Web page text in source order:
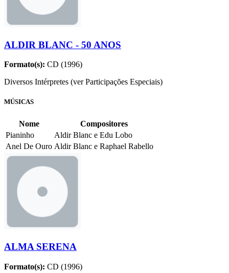
ALDIR BLANC - 50 ANOS
Formato(s): CD (1996)
Diversos Intérpretes (ver Participações Especiais)
MÚSICAS
Nome
Compositores
Pianinho
Aldir Blanc e Edu Lobo
Anel De Ouro Aldir Blanc e Raphael Rabello
ALMA SERENA
Formato(s): CD (1996)